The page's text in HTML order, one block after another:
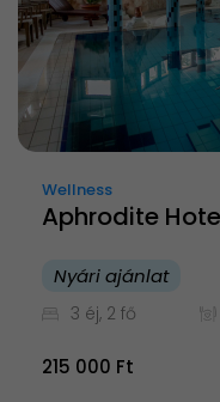
Wellness
Aphrodite
Nyári ajánlat
3 éj, 2 fő
215 000 Ft